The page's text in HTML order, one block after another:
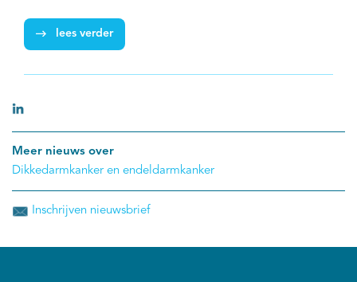
lees verder
Meer nieuws over
Dikkedarmkanker en endeldarmkanker
Inschrijven nieuwsbrief